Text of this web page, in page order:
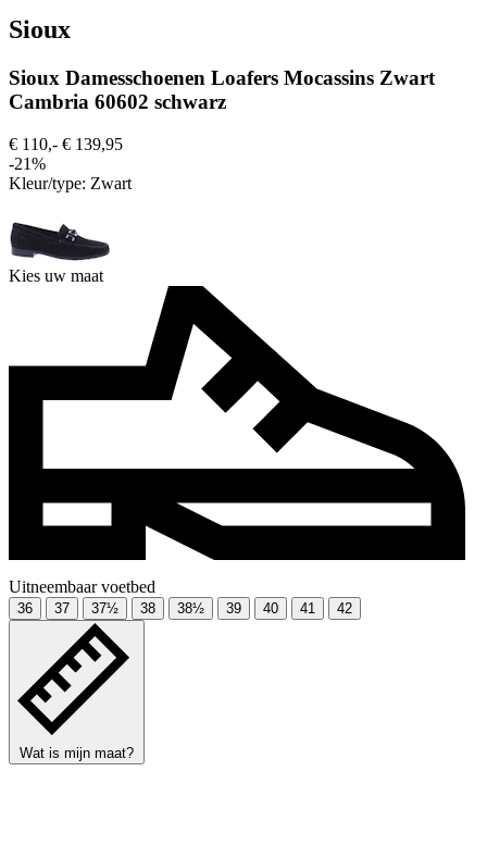
Sioux
Sioux Damesschoenen Loafers Mocassins Zwart
Cambria 60602 schwarz
€ 110,- € 139,95
-21%
Kleur/type: Zwart
Kies uw maat
Uitneembaar voetbed
36 37 37½ 38 38½ 39 40 41 42
Wat is mijn maat?